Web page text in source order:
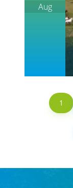
Aug
1